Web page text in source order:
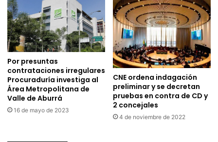
Por presuntas
contrataciones irregulares
Procuraduría investiga al
Área Metropolitana de
Valle de Aburrá
16 de mayo de 2023
CNE ordena indagación
preliminar y se decretan
pruebas en contra de CD y
2 concejales
4 de noviembre de 2022